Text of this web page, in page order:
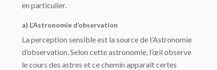
en particulier.
a) L’Astronomie d’observation
La perception sensible est la source de l’Astronomie
d’observation. Selon cette astro­nomie, l’œil observe
le cours des astres et ce chemin apparaît certes